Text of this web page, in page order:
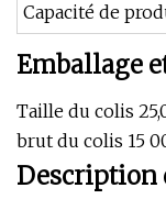
Capacité de
Emballage
Taille du colis
brut du colis 15
Description